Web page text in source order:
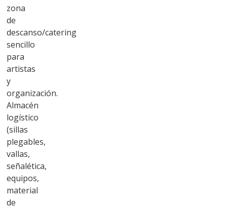
zona
de
descanso/catering
sencillo
para
artistas
y
organización.
Almacén
logístico
(sillas
plegables,
vallas,
señalética,
equipos,
material
de